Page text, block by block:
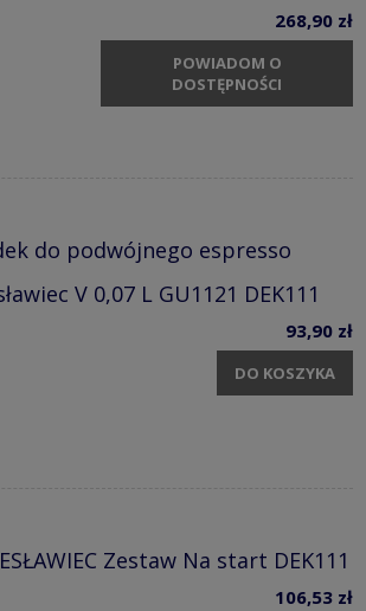
268,90 zł
POWIADOM O
DOSTĘPNOŚCI
do podwójnego espresso
V 0,07 L GU1121 DEK111
93,90 zł
DO KOSZYKA
Zestaw Na start DEK111
106,53 zł